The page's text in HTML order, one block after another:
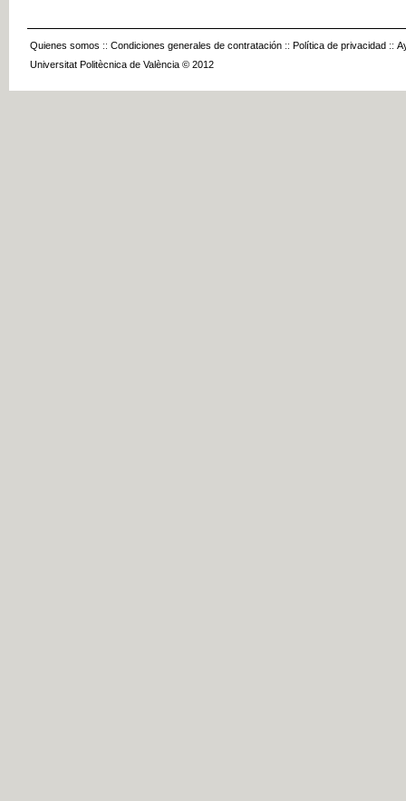
Quienes somos :: Condiciones generales de contratación :: Política de privacidad ::
Universitat Politècnica de València © 2012